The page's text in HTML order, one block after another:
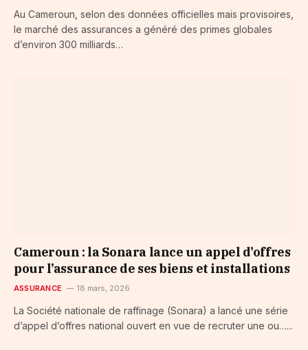
Au Cameroun, selon des données officielles mais provisoires,
le marché des assurances a généré des primes globales
d’environ 300 milliards…
Cameroun : la Sonara lance un appel d’offres
pour l’assurance de ses biens et installations
ASSURANCE 18 mars, 2026
La Société nationale de raffinage (Sonara) a lancé une série
d’appel d’offres national ouvert en vue de recruter une ou…...